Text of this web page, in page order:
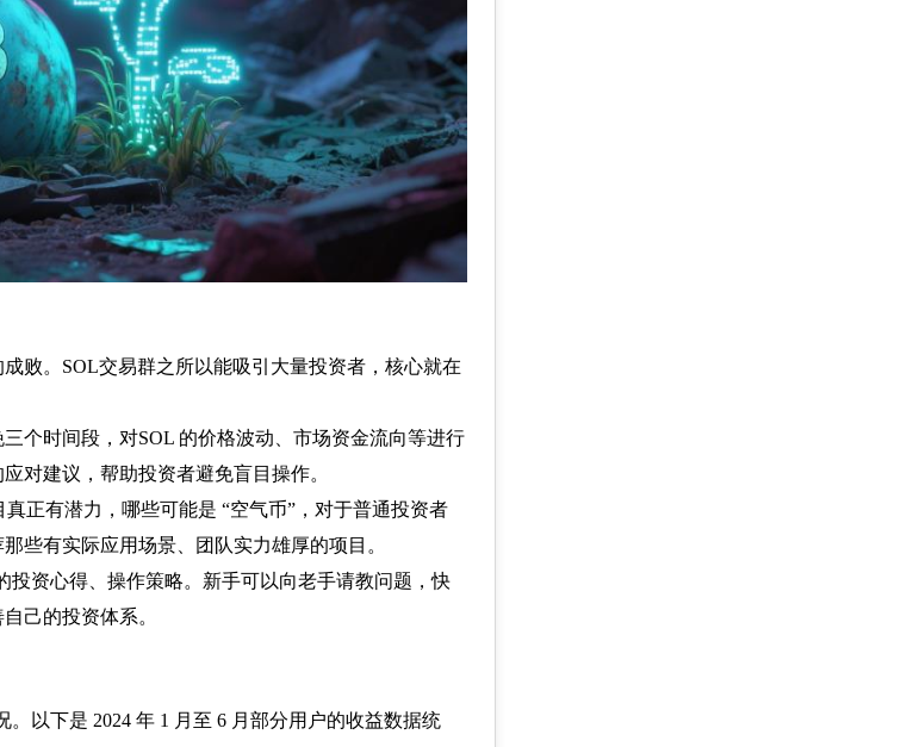
败。SOL交易群之所以能吸引大量投资者，核心就在
个时间段，对SOL 的价格波动、市场资金流向等进行
对建议，帮助投资者避免盲目操作。
正有潜力，哪些可能是 “空气币”，对于普通投资者
些有实际应用场景、团队实力雄厚的项目。
投资心得、操作策略。新手可以向老手请教问题，快
己的投资体系。
以下是 2024 年 1 月至 6 月部分用户的收益数据统